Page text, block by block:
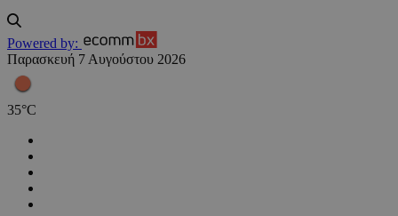
Powered by:
Παρασκευή 7 Αυγούστου 2026
35°C